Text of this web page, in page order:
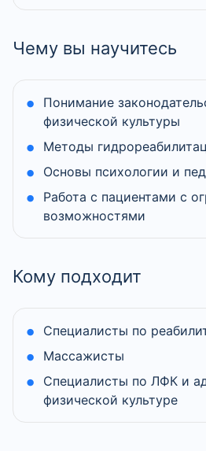
Чему вы научитесь
Понимание
физической культуры
Методы
Основы психологии и
Работа с пациентами с
возможностями
Кому подходит
Специалисты по
Массажисты
Специалисты по ЛФК и
физической культуре